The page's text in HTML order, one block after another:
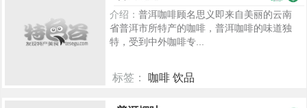
介绍： 普洱咖啡顾名思义即来自美丽的云南
省普洱市所特产的咖啡，普洱咖啡的味道独
特，受到中外咖啡专...
标签： 咖啡 饮品